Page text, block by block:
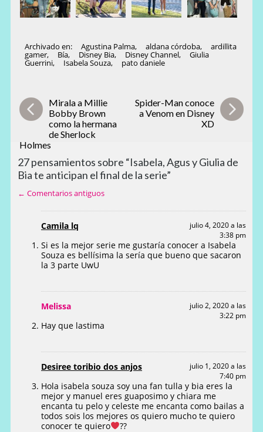
Archivado en: Agustina Palma, aldana córdoba, ardillita
gamer, Bía, Disney Bia, Disney Channel, Giulia
Guerrini, Isabela Souza, pato daniele
Mirala a Millie
Bobby Brown
como la hermana
de Sherlock
Holmes
Spider-Man conoce
a Venom en Disney
XD
27 pensamientos sobre “Isabela, Agus y Giulia de
Bia te anticipan el final de la serie”
← Comentarios antiguos
Camila lq
julio 4, 2020 a las
3:38 pm
Si es la mejor serie me gustaría conocer a Isabela
Souza es bellísima la sería que bueno que sacaron
la 3 parte UwU
Melissa
julio 2, 2020 a las
3:22 pm
Hay que lastima
Desiree toribio dos anjos
julio 1, 2020 a las
7:40 pm
Hola isabela souza soy una fan tulla y bia eres la
mejor y manuel eres guaposimo y chiara me
encanta tu pelo y celeste me encanta como bailas a
todos sois los mejores os quiero mucho te quiero
conocer te quiero
??